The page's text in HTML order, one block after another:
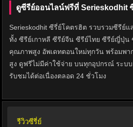
ดูซีรีย์ออนไลน์ฟรีที่ Serieskodhit
Serieskodhit ซีรี่ย์โคตรฮิต รวบรวมซีรีย์
ทั้ง ซีรีย์เกาหลี ซีรีย์จีน ซีรีย์ไทย ซีรีย์ญี่ปุ่น
คุณภาพสูง อัพเดทตอนใหม่ทุกวัน พร้อมพ
สูง ดูฟรีไม่มีค่าใช้จ่าย บนทุกอุปกรณ์ ระบบ
รับชมได้ต่อเนื่องตลอด 24 ชั่วโมง
รีวิวซีรี่ย์